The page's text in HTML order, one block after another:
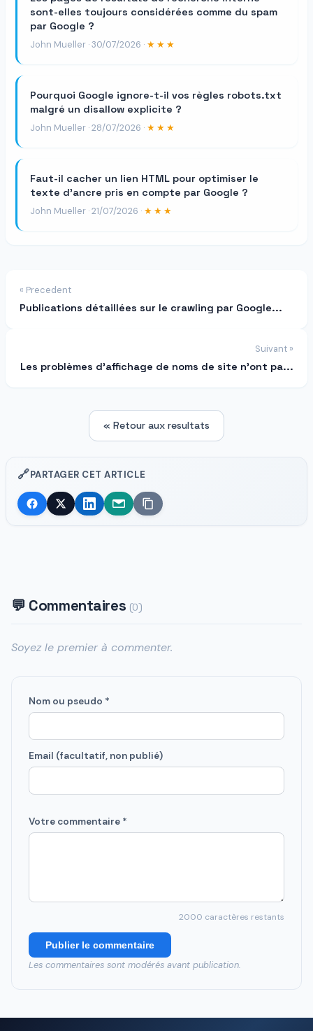
sont-elles toujours considérées comme du spam
par Google ?
John Mueller · 30/07/2026 · ★★★
Pourquoi Google ignore-t-il vos règles robots.txt
malgré un disallow explicite ?
John Mueller · 28/07/2026 · ★★★
Faut-il cacher un lien HTML pour optimiser le
texte d'ancre pris en compte par Google ?
John Mueller · 21/07/2026 · ★★★
« Precedent
Publications détaillées sur le crawling par Google...
Suivant »
Les problèmes d’affichage de noms de site n’ont pa...
« Retour aux resultats
🔗PARTAGER CET ARTICLE
💬 Commentaires (0)
Soyez le premier à commenter.
Nom ou pseudo *
Email (facultatif, non publié)
Votre commentaire *
2000 caractères restants
Publier le commentaire
Les commentaires sont modérés avant publication.